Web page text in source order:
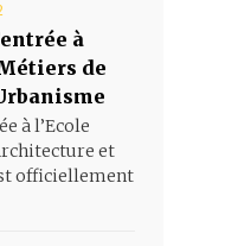
à
de
à l’Ecole
et
officiellement